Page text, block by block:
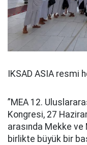
IKSAD ASIA resmi
”MEA 12.
Kongresi, 27
arasında Mekke ve
birlikte büyük bir